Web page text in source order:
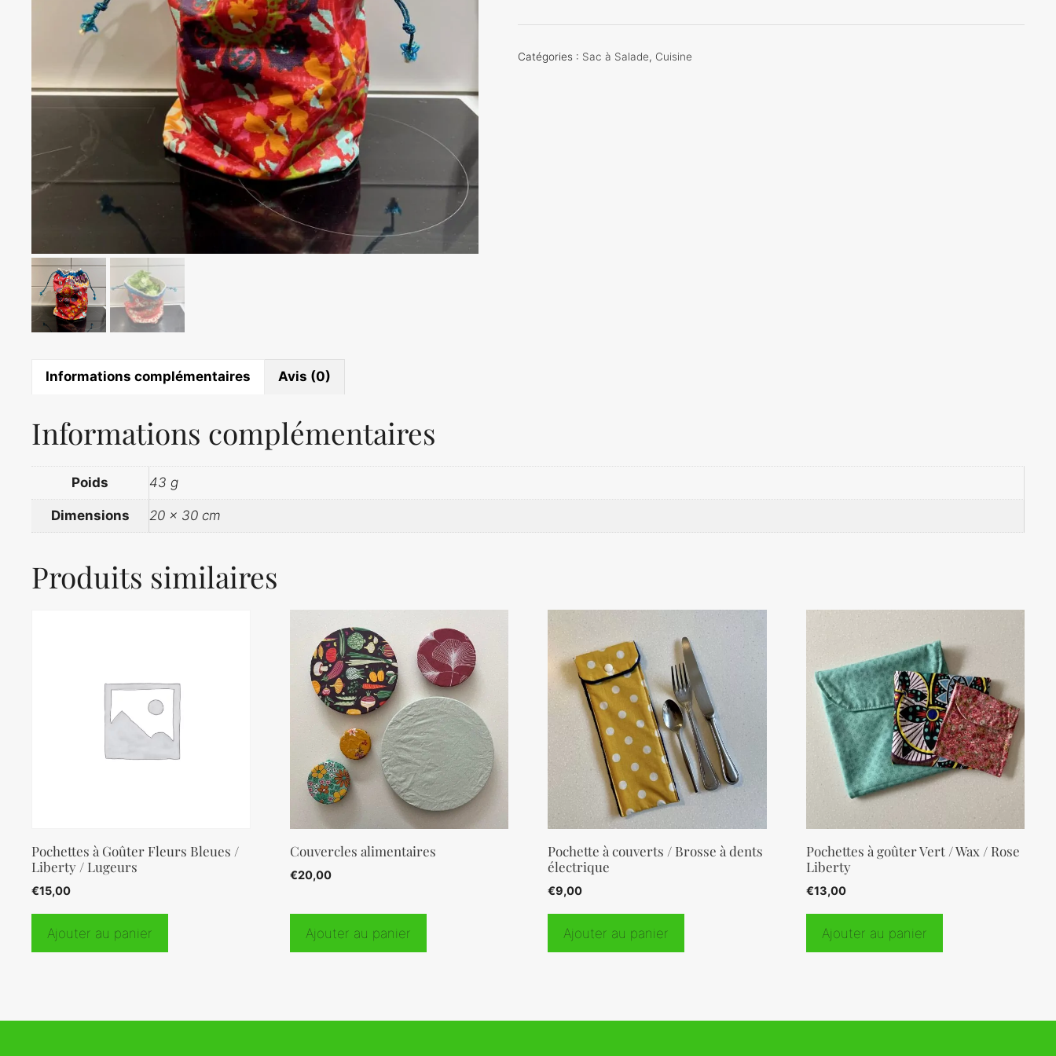
Sac
à
Catégories : Sac à Salade, Cuisine
Informations complémentaires Avis (0)
Informations complémentaires
Poids 43 g
Dimensions 20 × 30 cm
Produits similaires
Pochettes à Goûter Fleurs Bleues /
Liberty / Lugeurs
€15,00
Ajouter au panier
Couvercles alimentaires
€20,00
Ajouter au panier
Pochette à couverts / Brosse à dents
électrique
€9,00
Ajouter au panier
Pochettes à goûter Vert / Wax / Rose
Liberty
€13,00
Ajouter au panier